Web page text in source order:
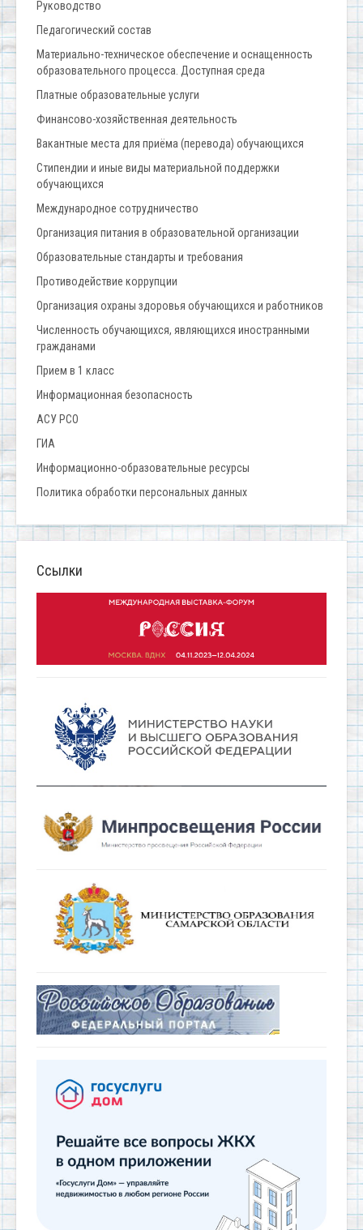
Руководство
Педагогический состав
Материально-техническое обеспечение и оснащенность
образовательного процесса. Доступная среда
Платные образовательные услуги
Финансово-хозяйственная деятельность
Вакантные места для приёма (перевода) обучающихся
Стипендии и иные виды материальной поддержки
обучающихся
Международное сотрудничество
Организация питания в образовательной организации
Образовательные стандарты и требования
Противодействие коррупции
Организация охраны здоровья обучающихся и работников
Численность обучающихся, являющихся иностранными
гражданами
Прием в 1 класс
Информационная безопасность
АСУ РСО
ГИА
Информационно-образовательные ресурсы
Политика обработки персональных данных
Ссылки